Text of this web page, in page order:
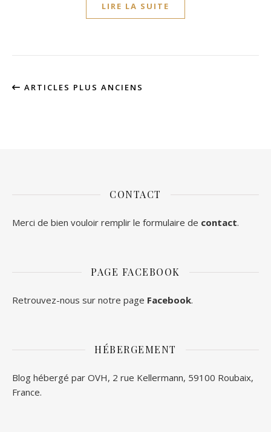
LIRE LA SUITE
ARTICLES PLUS ANCIENS
CONTACT
Merci de bien vouloir remplir le formulaire de contact.
PAGE FACEBOOK
Retrouvez-nous sur notre page Facebook.
HÉBERGEMENT
Blog hébergé par OVH, 2 rue Kellermann, 59100 Roubaix,
France.